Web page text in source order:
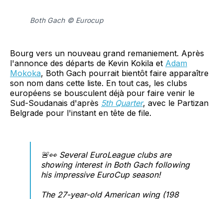
Both Gach © Eurocup
Bourg vers un nouveau grand remaniement. Après
l'annonce des départs de Kevin Kokila et Adam
Mokoka, Both Gach pourrait bientôt faire apparaître
son nom dans cette liste. En tout cas, les clubs
européens se bousculent déjà pour faire venir le
Sud-Soudanais d'après 5th Quarter, avec le Partizan
Belgrade pour l'instant en tête de file.
🚨👀 Several EuroLeague clubs are
showing interest in Both Gach following
his impressive EuroCup season!
The 27-year-old American wing (198